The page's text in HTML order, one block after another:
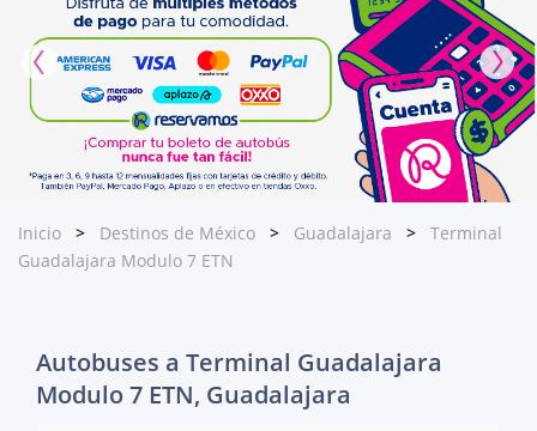
Inicio Destinos de México Guadalajara
Terminal
Guadalajara Modulo 7 ETN
Autobuses a Terminal Guadalajara
Modulo 7 ETN, Guadalajara